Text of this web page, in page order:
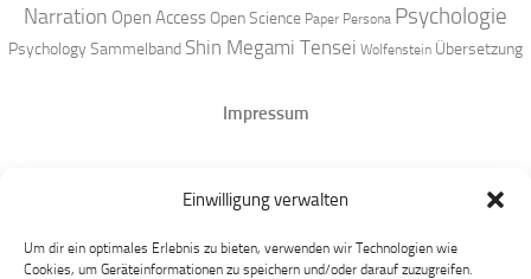
Einwilligung verwalten
Um dir ein optimales Erlebnis zu bieten, verwenden wir Technologien wie
Cookies, um Geräteinformationen zu speichern und/oder darauf zuzugreifen.
Narration Open Access Open Science Paper Persona Psychologie
PsychologySammelband Shin Megami Tensei Wolfenstein Übersetzung
Impressum
Mastodon